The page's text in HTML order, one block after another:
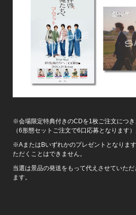
※会場限定特典付きのCDを1枚ご注文につ
（6形態セットご注文で6口応募となります）
※AまたはBいずれかのプレゼントとなりま
ただくことはできません。
当選は景品の発送をもって代えさせていた
ます。